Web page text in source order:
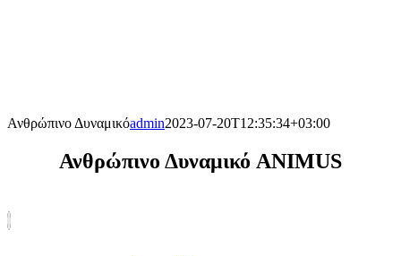
Ανθρώπινο Δυναμικόadmin2023-07-20T12:35:34+03:00
Ανθρώπινο Δυναμικό ANIMUS